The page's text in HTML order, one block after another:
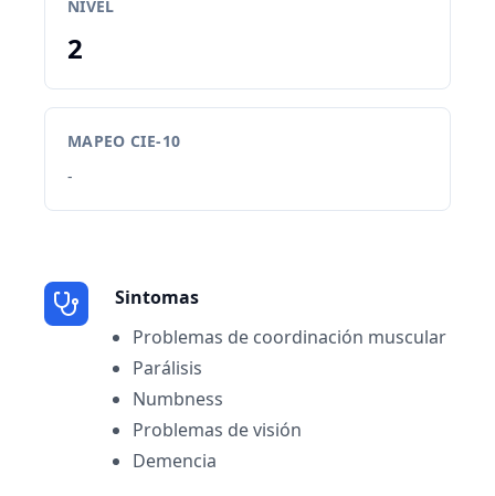
NIVEL
2
MAPEO CIE-10
-
Sintomas
Problemas de coordinación muscular
Parálisis
Numbness
Problemas de visión
Demencia